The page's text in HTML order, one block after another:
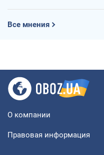
Все мнения
О компании
Правовая информация